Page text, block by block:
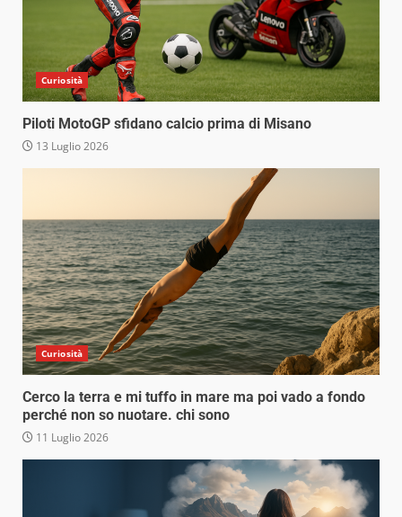
Curiosità
Piloti MotoGP sfidano calcio prima di Misano
13 Luglio 2026
Curiosità
Cerco la terra e mi tuffo in mare ma poi vado a fondo
perché non so nuotare. chi sono
11 Luglio 2026